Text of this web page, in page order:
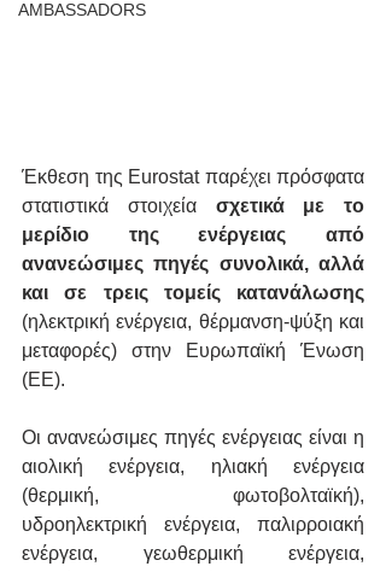
AMBASSADORS
Έκθεση της Eurostat παρέχει πρόσφατα
στατιστικά στοιχεία σχετικά με το
μερίδιο της ενέργειας από
ανανεώσιμες πηγές συνολικά, αλλά
και σε τρεις τομείς κατανάλωσης
(ηλεκτρική ενέργεια, θέρμανση-ψύξη και
μεταφορές) στην Ευρωπαϊκή Ένωση
(ΕΕ).
Οι ανανεώσιμες πηγές ενέργειας είναι η
αιολική ενέργεια, ηλιακή ενέργεια
(θερμική, φωτοβολταϊκή),
υδροηλεκτρική ενέργεια, παλιρροιακή
ενέργεια, γεωθερμική ενέργεια,